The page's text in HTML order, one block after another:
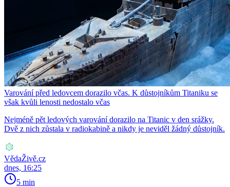
Varování před ledovcem dorazilo včas. K důstojníkům Titaniku se
však kvůli lenosti nedostalo včas
Nejméně pět ledových varování dorazilo na Titanic v den srážky.
Dvě z nich zůstala v radiokabině a nikdy je neviděl žádný důstojník.
VědaŽivě.cz
dnes, 16:25
5 min